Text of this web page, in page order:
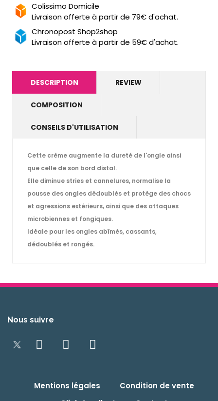
Colissimo Domicile
Livraison offerte à partir de 79€ d'achat.
Chronopost Shop2shop
Livraison offerte à partir de 59€ d'achat.
DESCRIPTION REVIEW
COMPOSITION
CONSEILS D'UTILISATION
Cette crème augmente la dureté de l'ongle ainsi
que celle de son bord distal.
Elle diminue stries et cannelures, normalise la
pousse des ongles dédoublés et protège des chocs
et agressions extérieurs, ainsi que des attaques
microbiennes et fongiques.
Idéale pour les ongles abîmés, cassants,
dédoublés et rongés.
Nous suivre
Mentions légales
Condition de vente